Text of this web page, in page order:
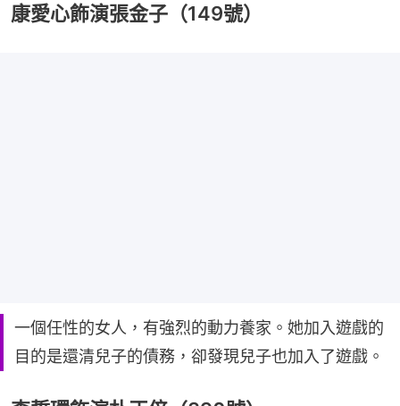
康愛心飾演張金子（149號）
一個任性的女人，有強烈的動力養家。她加入遊戲的
目的是還清兒子的債務，卻發現兒子也加入了遊戲。